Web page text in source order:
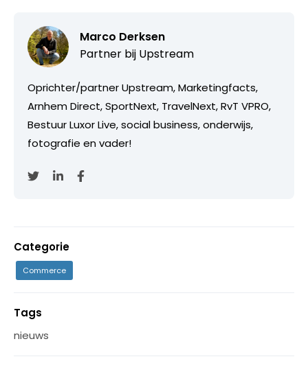
Marco Derksen
Partner bij Upstream
Oprichter/partner Upstream, Marketingfacts,
Arnhem Direct, SportNext, TravelNext, RvT VPRO,
Bestuur Luxor Live, social business, onderwijs,
fotografie en vader!
Categorie
Commerce
Tags
nieuws